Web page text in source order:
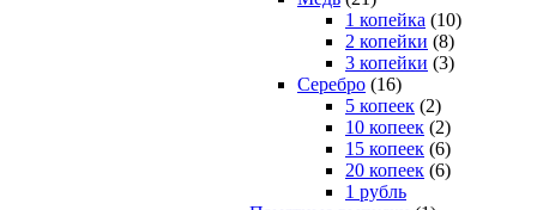
1 копейка (10)
2 копейки (8)
3 копейки (3)
Серебро (16)
5 копеек (2)
10 копеек (2)
15 копеек (6)
20 копеек (6)
1 рубль